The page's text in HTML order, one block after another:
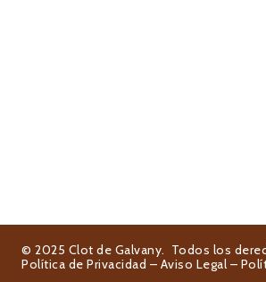
© 2025 Clot de Galvany. Todos los
Política de Privacidad – Aviso Legal –